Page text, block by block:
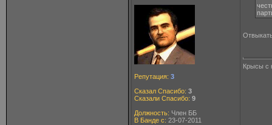
Репутация: 3
Сказал Спасибо: 3
Сказали Спасибо: 9
Должность: Член ББ
В Банде с: 23-07-2011
Крысы с